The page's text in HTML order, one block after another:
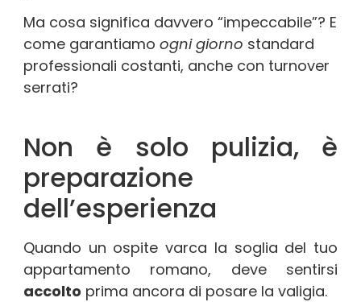
Ma cosa significa davvero “impeccabile”? E
come garantiamo ogni giorno standard
professionali costanti, anche con turnover
serrati?
Non è solo pulizia, è
preparazione
dell’esperienza
Quando un ospite varca la soglia del tuo
appartamento romano, deve sentirsi
accolto prima ancora di posare la valigia.